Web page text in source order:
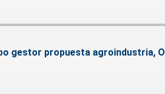
gestor propuesta agroindustria,